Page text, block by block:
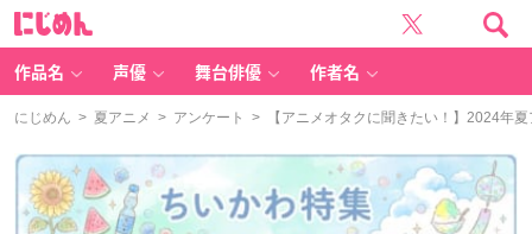
作品名 声優 舞台俳優 作者名
にじめん > 夏アニメ > アンケート > 【アニメオタクに聞きたい！】2024年夏